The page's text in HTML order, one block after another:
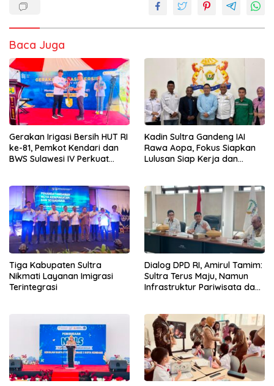
Baca Juga
Gerakan Irigasi Bersih HUT RI
ke-81, Pemkot Kendari dan
BWS Sulawesi IV Perkuat
Kadin Sultra Gandeng IAI
Rawa Aopa, Fokus Siapkan
Lulusan Siap Kerja dan
Tiga Kabupaten Sultra
Nikmati Layanan Imigrasi
Terintegrasi
Dialog DPD RI, Amirul Tamim:
Sultra Terus Maju, Namun
Infrastruktur Pariwisata dan